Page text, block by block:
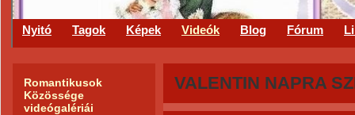
Nyitó Tagok Képek Videók Blog Fórum
Romantikusok
Közössége
videógalériái
VALENTIN NAPRA